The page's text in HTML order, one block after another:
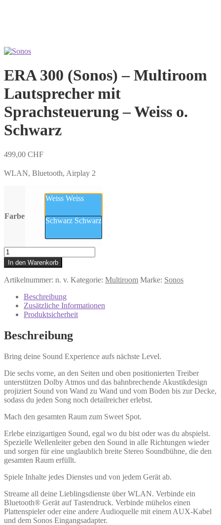
ERA 300 (Sonos) – Multiroom
Lautsprecher mit
Sprachsteuerung – Weiss o.
Schwarz
499,00 CHF
WLAN, Bluetooth, Airplay 2
Farbe
Weiss Weiss
Schwarz Schwarz
ERA
300
(Sonos)
-
Lautsprecher
Sprachsteuerung
Weiss
o.
Menge
In den Warenkorb
Artikelnummer: n. v. Kategorie: Multiroom Marke: Sonos
Beschreibung
Zusätzliche Informationen
Produktsicherheit
Beschreibung
Bring deine Sound Experience aufs nächste Level.
Die sechs vorne, an den Seiten und oben positionierten Treiber
unterstützen Dolby Atmos und das bahnbrechende Akustikdesign
projiziert Sound von Wand zu Wand und vom Boden bis zur Decke,
sodass du jeden Song noch detailreicher erlebst.
Mach den gesamten Raum zum Sweet Spot.
Erlebe einzigartigen Sound, egal wo du bist oder was du abspielst.
Spezielle Wellenleiter geben den Sound in alle Richtungen wieder
und sorgen für eine unglaublich breite Stereo Soundbühne, die den
gesamten Raum erfüllt.
Spiele Inhalte jedes Dienstes und von jedem Gerät ab.
Streame all deine Lieblingsdienste über WLAN. Verbinde ein
Bluetooth® Gerät auf Tastendruck. Verbinde mühelos einen
Plattenspieler oder eine andere Audioquelle mit einem AUX-Kabel
und dem Sonos Eingangsadapter.